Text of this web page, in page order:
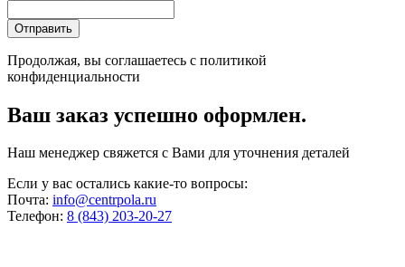
Отправить
Продолжая, вы соглашаетесь с политикой
конфиденциальности
Ваш заказ успешно оформлен.
Наш менеджер свяжется с Вами для уточнения деталей
Если у вас остались какие-то вопросы:
Почта: info@centrpola.ru
Телефон: 8 (843) 203-20-27